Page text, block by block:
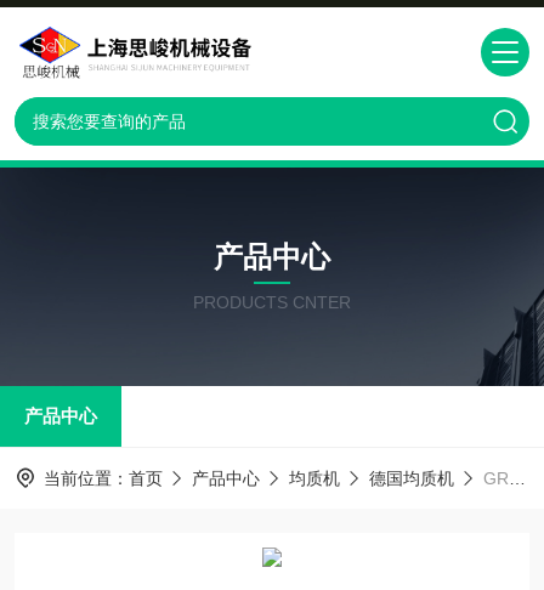
产品中心
PRODUCTS CNTER
产品中心
当前位置： 首页 产品中心 均质机 德国均质机 GRS2000外用液体制剂均质机